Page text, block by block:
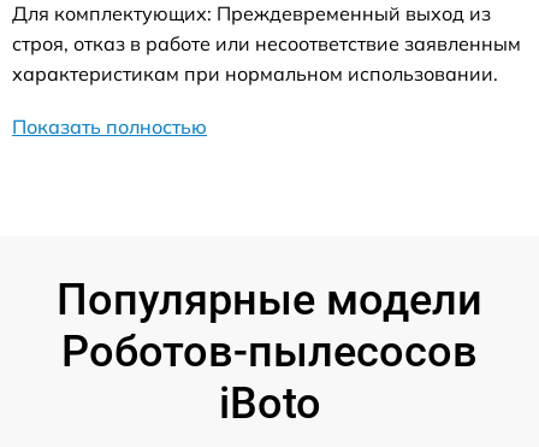
Для комплектующих: Преждевременный выход из
строя, отказ в работе или несоответствие заявленным
характеристикам при нормальном использовании.
Показать полностью
Популярные модели
Роботов-пылесосов
iBoto